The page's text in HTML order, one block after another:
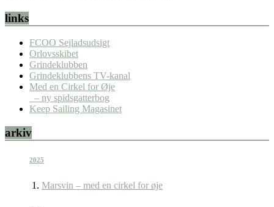
links
FCOO Sejladsudsigt
Orlovsskibet
Grindeklubben
Grindeklubbens TV-kanal
Med en Cirkel for Øje
– ny spidsgatterbog
Keep Sailing Magasinet
arkiv
2025
Marsvin – med en cirkel for øje